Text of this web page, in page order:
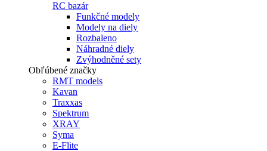
RC bazár
Funkčné modely
Modely na diely
Rozbaleno
Náhradné diely
Zvýhodněné sety
Obľúbené značky
RMT models
Kavan
Traxxas
Spektrum
XRAY
Syma
E-Flite